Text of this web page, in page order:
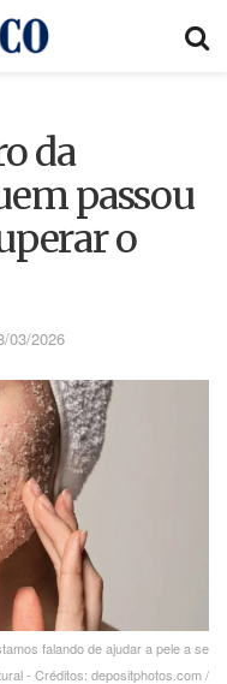
da
passou
o
03/2026
falando de ajudar a pele a se
- Créditos: depositphotos.com /